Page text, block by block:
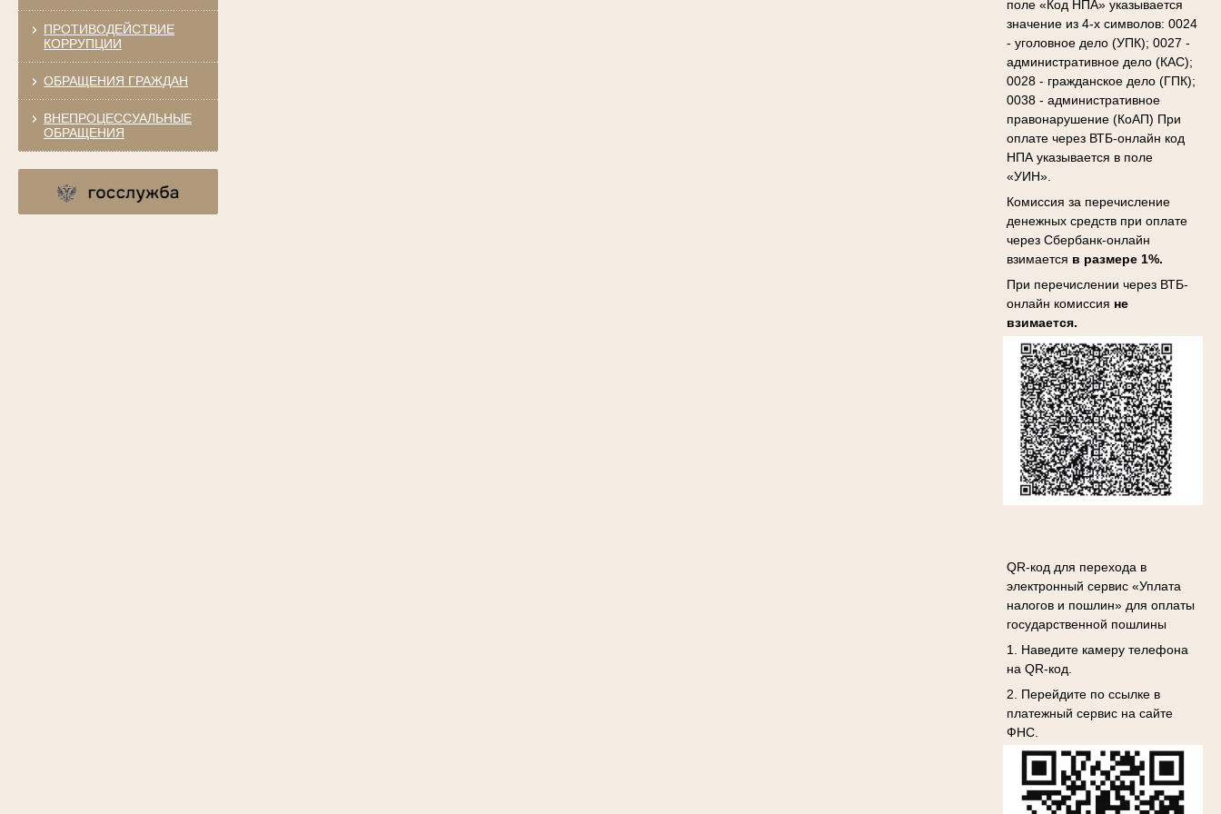
ПРОТИВОДЕЙСТВИЕ
КОРРУПЦИИ
ОБРАЩЕНИЯ ГРАЖДАН
ВНЕПРОЦЕССУАЛЬНЫЕ
ОБРАЩЕНИЯ
поле «Код НПА» указывается
значение из 4-х символов: 0024
- уголовное дело (УПК); 0027 -
административное дело (КАС);
0028 - гражданское дело (ГПК);
0038 - административное
правонарушение (КоАП) При
оплате через ВТБ-онлайн код
НПА указывается в поле
«УИН».
Комиссия за перечисление
денежных средств при оплате
через Сбербанк-онлайн
взимается в размере 1%.
При перечислении через ВТБ-
онлайн комиссия не
взимается.
QR-код для перехода в
электронный сервис «Уплата
налогов и пошлин» для оплаты
государственной пошлины
1. Наведите камеру телефона
на QR-код.
2. Перейдите по ссылке в
платежный сервис на сайте
ФНС.